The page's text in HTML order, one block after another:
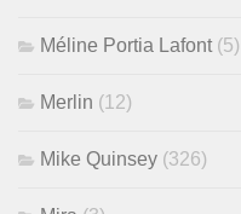
Méline Portia Lafont (5)
Merlin (12)
Mike Quinsey (326)